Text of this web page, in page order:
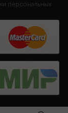
персональных